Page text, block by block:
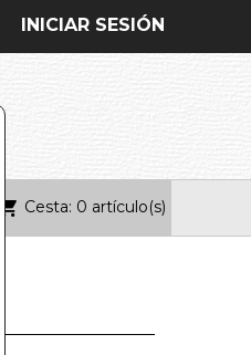
INICIAR SESIÓN
Cesta: 0 artículo(s)